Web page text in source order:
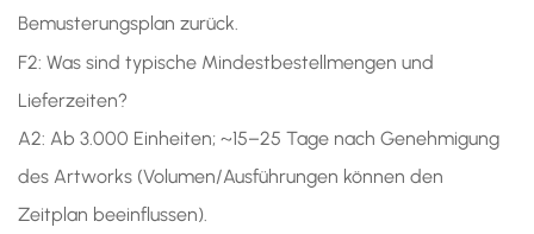
Bemusterungsplan zurück.
F2: Was sind typische Mindestbestellmengen und
Lieferzeiten?
A2: Ab 3.000 Einheiten; ~15–25 Tage nach Genehmigung
des Artworks (Volumen/Ausführungen können den
Zeitplan beeinflussen).